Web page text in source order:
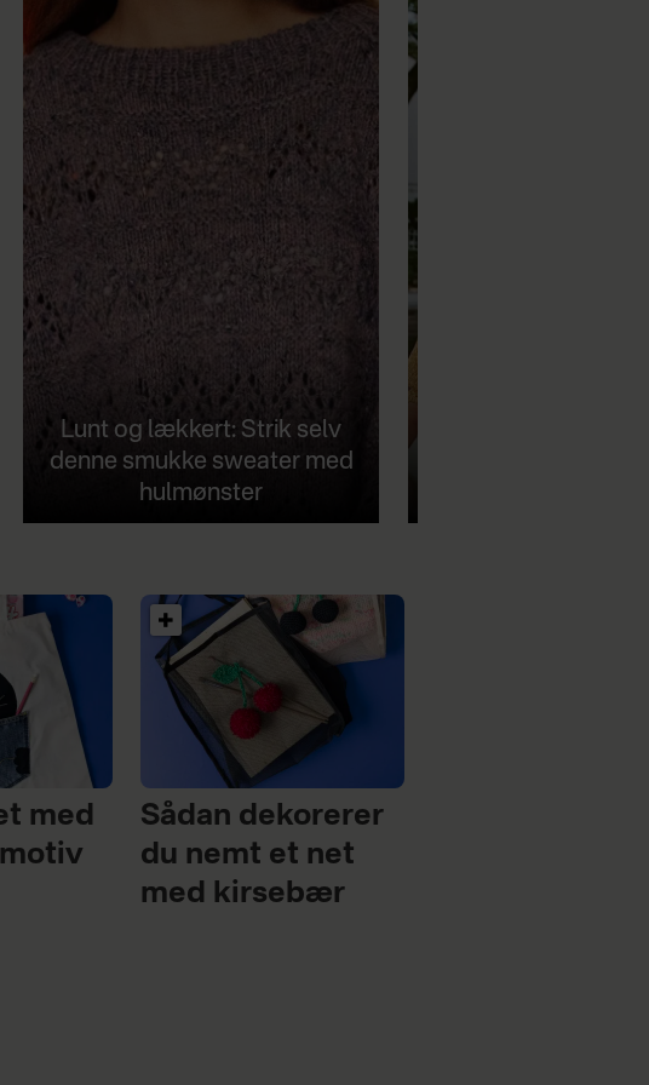
Lunt og lækkert: Strik selv
denne smukke sweater med
hulmønster
med
Sådan dekorerer
du nemt et net
med kirsebær